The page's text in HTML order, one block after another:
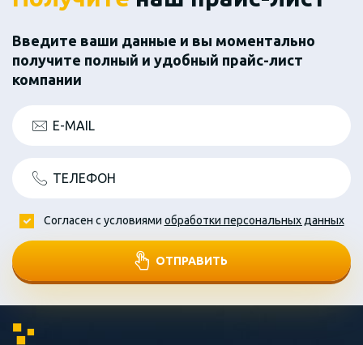
Введите ваши данные и вы моментально
получите полный и удобный прайс-лист
компании
E-MAIL
ТЕЛЕФОН
ОТПРАВИТЬ
Согласен с условиями обработки персональных данных